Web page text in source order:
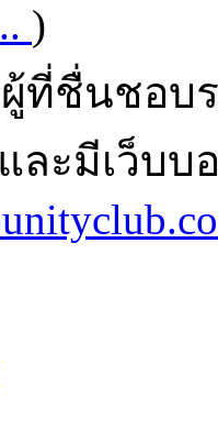
)
ที่ชื่นชอบ
ละมีเว็บบ